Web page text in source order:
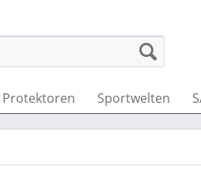
Protektoren Sportwelten